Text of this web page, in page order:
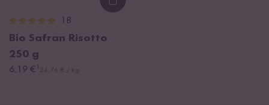
Loading...
18
Bio Safran Risotto
250 g
6,19 € ¹